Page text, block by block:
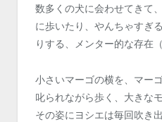
数多くの犬に会わせてきて
に歩いたり、やんちゃすぎ
りする、メンター的な存在
小さいマーゴの横を、マー
叱られながら歩く、大きなモ
その姿にヨシエは毎回吹き